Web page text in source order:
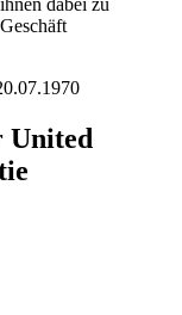
dabei zu
United